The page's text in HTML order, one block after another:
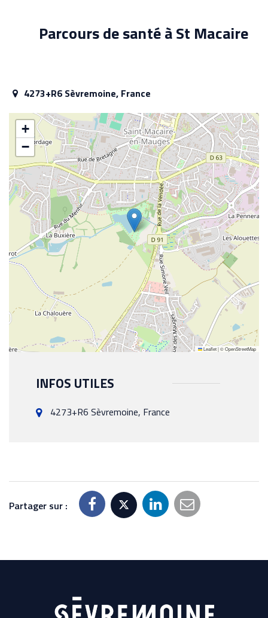
Parcours de santé à St Macaire
4273+R6 Sèvremoine, France
+
−
Leaflet|©OpenStreetMap
INFOS UTILES
4273+R6 Sèvremoine, France
Partager sur :